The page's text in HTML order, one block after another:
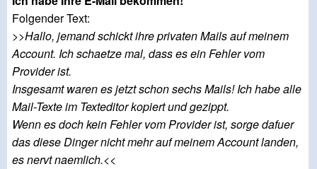
Folgender Text:
>>Hallo, jemand schickt ihre privaten Mails auf meinem
Account. Ich schaetze mal, dass es ein Fehler vom
Provider ist.
Insgesamt waren es jetzt schon sechs Mails! Ich habe alle
Mail-Texte im Texteditor kopiert und gezippt.
Wenn es doch kein Fehler vom Provider ist, sorge dafuer
das diese Dinger nicht mehr auf meinem Account landen,
es nervt naemlich.<<